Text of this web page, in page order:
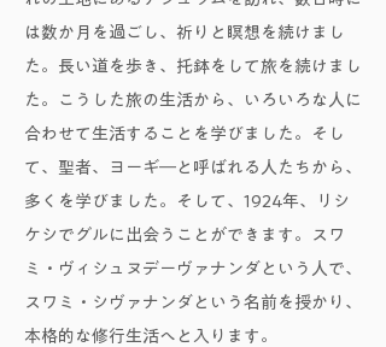
は数か月を過ごし、祈りと瞑想を続けまし
た。長い道を歩き、托鉢をして旅を続けまし
た。こうした旅の生活から、いろいろな人に
合わせて生活することを学びました。そし
て、聖者、ヨーギ―と呼ばれる人たちから、
多くを学びました。そして、1924年、リシ
ケシでグルに出会うことができます。スワ
ミ・ヴィシュヌデーヴァナンダという人で、
スワミ・シヴァナンダという名前を授かり、
本格的な修行生活へと入ります。